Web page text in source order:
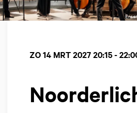
ZO 14 MRT 202720:15 -